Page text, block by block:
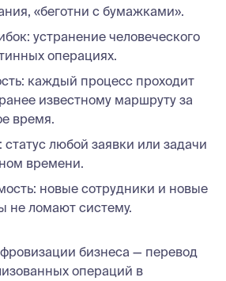
«беготни с бумажками».
устранение человеческого
операциях.
каждый процесс проходит
известному маршруту за
время.
статус любой заявки или задачи
времени.
новые сотрудники и новые
не ломают систему.
бизнеса — перевод
операций в